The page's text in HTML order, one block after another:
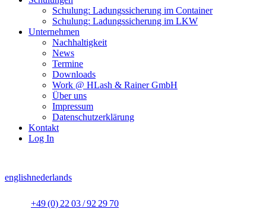
Schulung: Ladungssicherung im Container
Schulung: Ladungssicherung im LKW
Unternehmen
Nachhaltigkeit
News
Termine
Downloads
Work @ HLash & Rainer GmbH
Über uns
Impressum
Datenschutzerklärung
Kontakt
Log In
englishnederlands
+49 (0) 22 03 / 92 29 70